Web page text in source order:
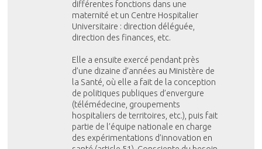
différentes fonctions dans une
maternité et un Centre Hospitalier
Universitaire : direction déléguée,
direction des finances, etc.
Elle a ensuite exercé pendant près
d’une dizaine d’années au Ministère de
la Santé, où elle a fait de la conception
de politiques publiques d’envergure
(télémédecine, groupements
hospitaliers de territoires, etc.), puis fait
partie de l’équipe nationale en charge
des expérimentations d’innovation en